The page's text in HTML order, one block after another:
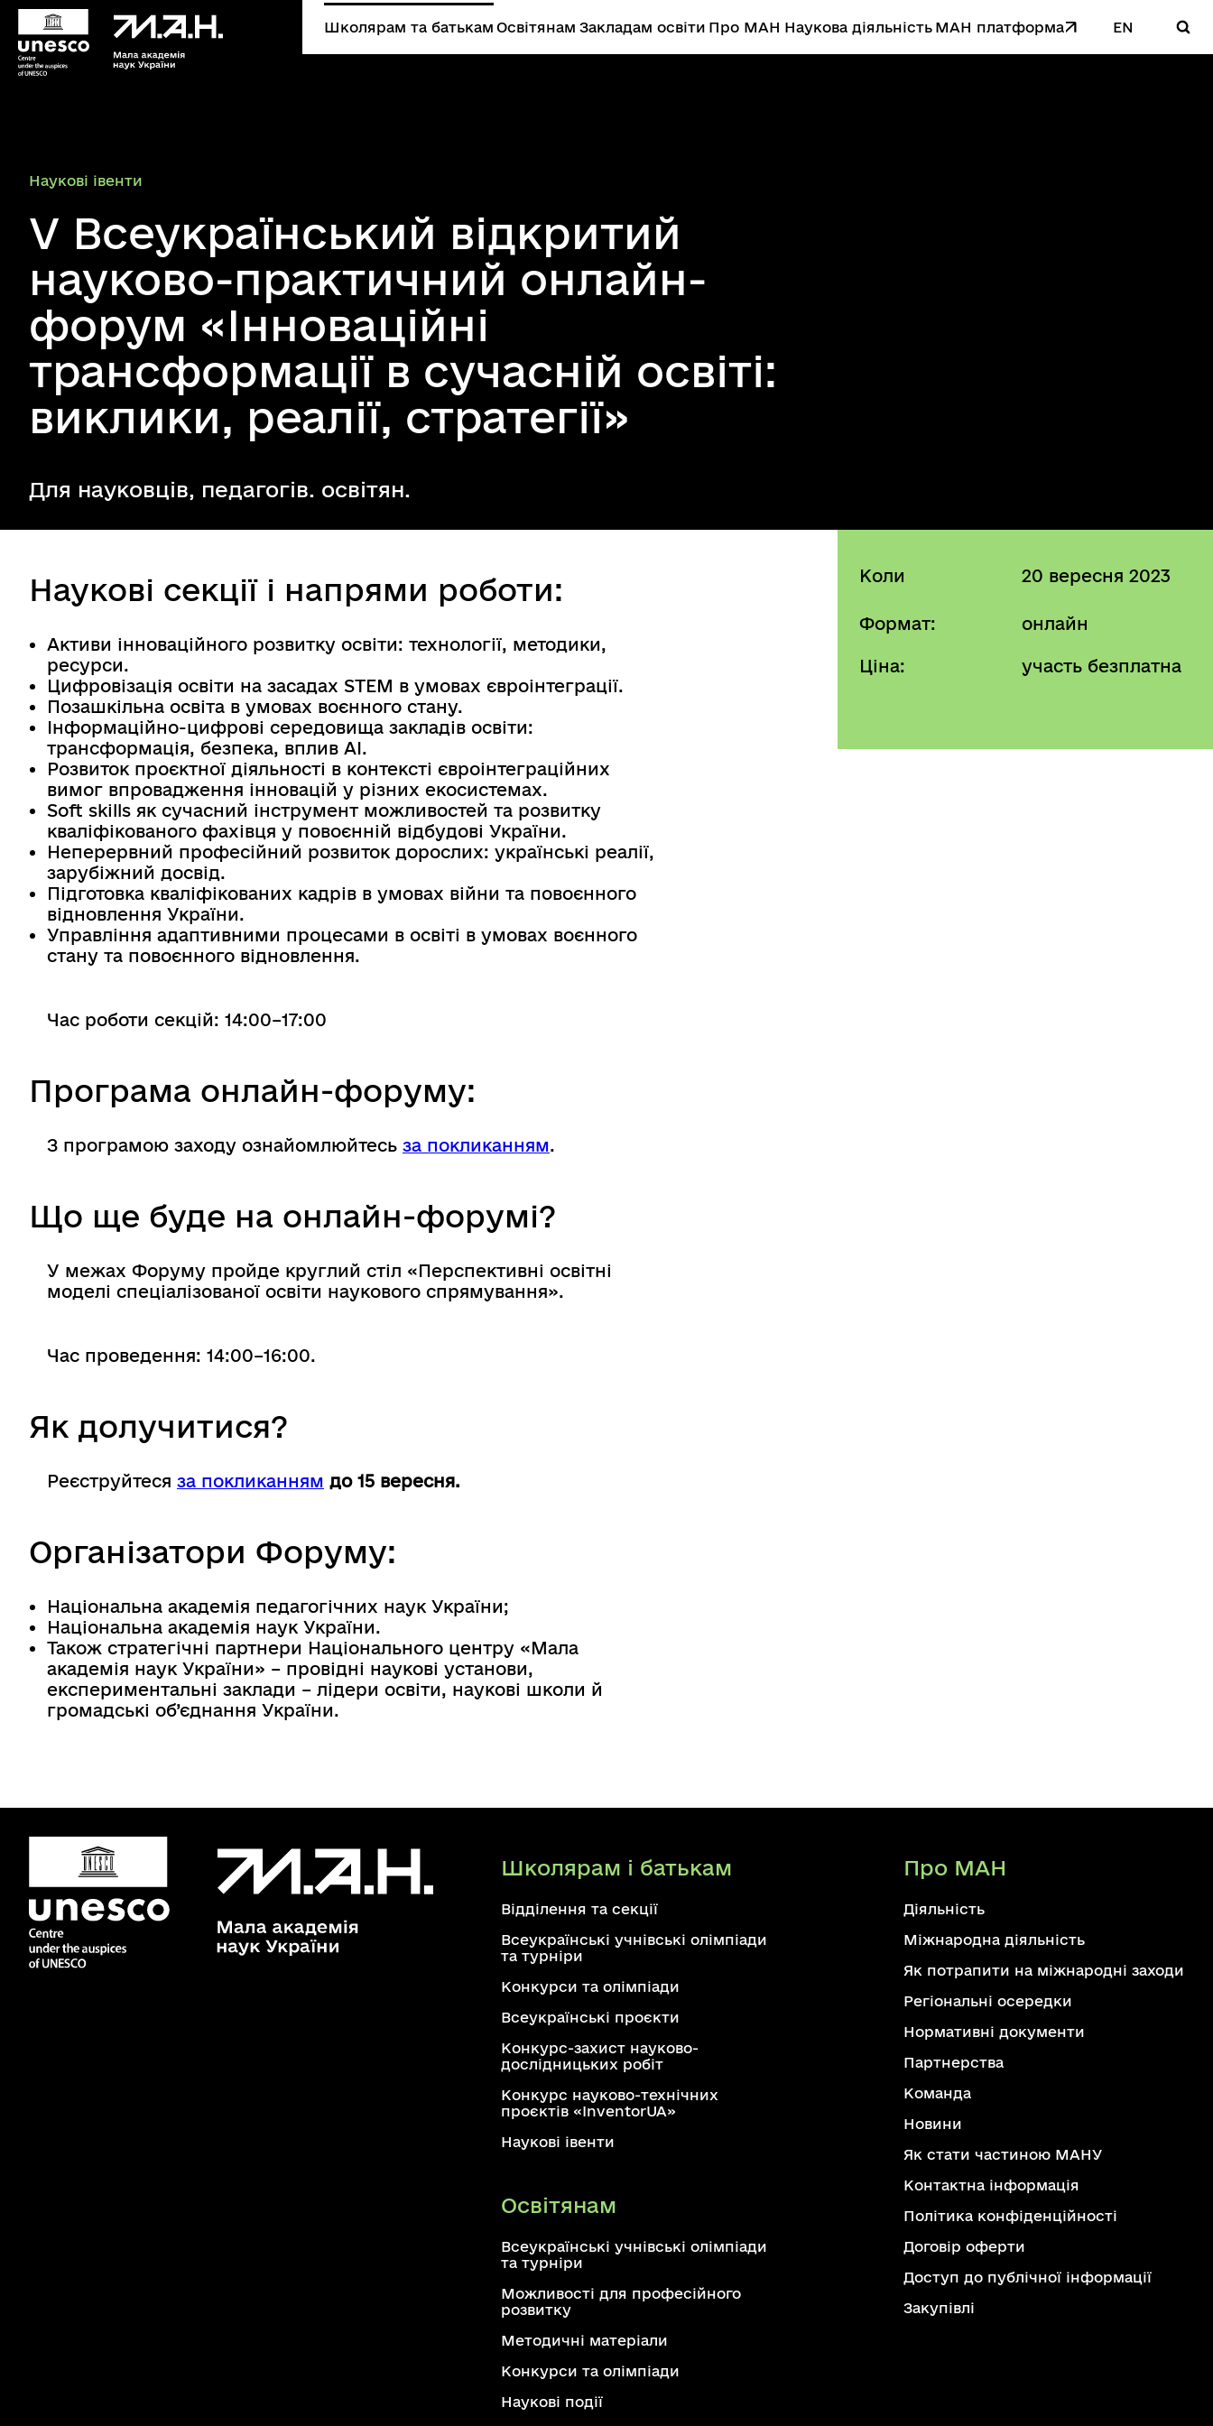
Школярам та батькам Освітянам Закладам освіти Про МАН Наукова діяльність MAН платформа EN
Hаукові івенти
V Всеукраїнський відкритий
науково-практичний онлайн-
форум «Інноваційні
трансформації в сучасній освіті:
виклики, реалії, стратегії»
Для науковців, педагогів. освітян.
Коли 20 вересня 2023
Формат: онлайн
Ціна: участь безплатна
Наукові секції і напрями роботи:
Активи інноваційного розвитку освіти: технології, методики,
ресурси.
Цифровізація освіти на засадах STEM в умовах євроінтеграції.
Позашкільна освіта в умовах воєнного стану.
Інформаційно-цифрові середовища закладів освіти:
трансформація, безпека, вплив AI.
Розвиток проєктної діяльності в контексті євроінтеграційних
вимог впровадження інновацій у різних екосистемах.
Soft skills як сучасний інструмент можливостей та розвитку
кваліфікованого фахівця у повоєнній відбудові України.
Неперервний професійний розвиток дорослих: українські реалії,
зарубіжний досвід.
Підготовка кваліфікованих кадрів в умовах війни та повоєнного
відновлення України.
Управління адаптивними процесами в освіті в умовах воєнного
стану та повоєнного відновлення.
Час роботи секцій: 14:00–17:00
Програма онлайн-форуму:
З програмою заходу ознайомлюйтесь за покликанням.
Що ще буде на онлайн-форумі?
У межах Форуму пройде круглий стіл «Перспективні освітні
моделі спеціалізованої освіти наукового спрямування».
Час проведення: 14:00–16:00.
Як долучитися?
Реєструйтеся за покликанням до 15 вересня.
Організатори Форуму:
Національна академія педагогічних наук України;
Національна академія наук України.
Також стратегічні партнери Національного центру «Мала
академія наук України» – провідні наукові установи,
експериментальні заклади – лідери освіти, наукові школи й
громадські об’єднання України.
Школярам і батькам
Відділення та секції
Всеукраїнські учнівські олімпіади
та турніри
Конкурси та олімпіади
Всеукраїнські проєкти
Конкурс-захист науково-
дослідницьких робіт
Конкурс науково-технічних
проєктів «InventorUA»
Наукові івенти
Освітянам
Всеукраїнські учнівські олімпіади
та турніри
Можливості для професійного
розвитку
Методичні матеріали
Конкурси та олімпіади
Наукові події
Про МАН
Діяльність
Міжнародна діяльність
Як потрапити на міжнародні заходи
Регіональні осередки
Нормативні документи
Партнерства
Команда
Новини
Як стати частиною МАНУ
Контактна інформація
Політика конфіденційності
Договір оферти
Доступ до публічної інформації
Закупівлі